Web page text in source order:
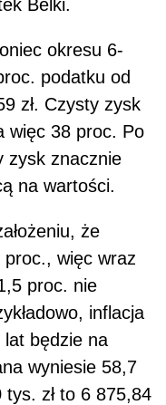
Belki.
okresu 6-
podatku od
zł. Czysty zysk
więc 38 proc. Po
zysk znacznie
na wartości.
że
więc wraz
proc. nie
inflacja
będzie na
wyniesie 58,7
zł to 6 875,84